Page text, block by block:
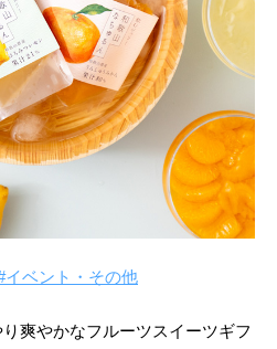
イベント・その他
爽やかなフルーツスイーツギフ